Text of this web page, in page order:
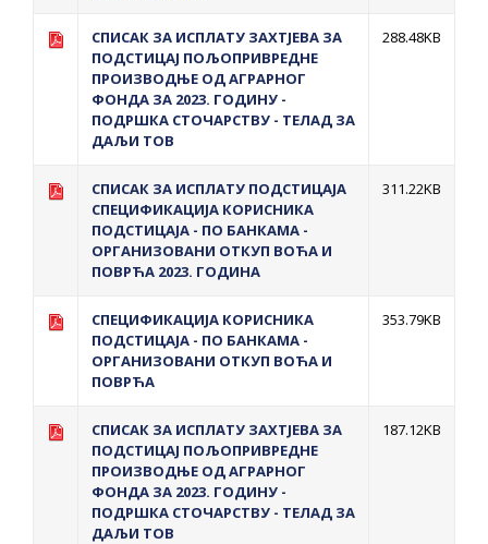
СПИСАК ЗА ИСПЛАТУ ЗАХТЈЕВА ЗА
ПОДСТИЦАЈ ПОЉОПРИВРЕДНЕ
ПРОИЗВОДЊЕ ОД АГРАРНОГ
ФОНДА ЗА 2023. ГОДИНУ -
ПОДРШКА СТОЧАРСТВУ - ТЕЛАД ЗА
ДАЉИ ТОВ
288.48KB
СПИСАК ЗА ИСПЛАТУ ПОДСТИЦАЈА
СПЕЦИФИКАЦИЈА КОРИСНИКА
ПОДСТИЦАЈА - ПО БАНКАМА -
ОРГАНИЗОВАНИ ОТКУП ВОЋА И
ПОВРЋА 2023. ГОДИНА
311.22KB
СПЕЦИФИКАЦИЈА КОРИСНИКА
ПОДСТИЦАЈА - ПО БАНКАМА -
ОРГАНИЗОВАНИ ОТКУП ВОЋА И
ПОВРЋА
353.79KB
СПИСАК ЗА ИСПЛАТУ ЗАХТЈЕВА ЗА
ПОДСТИЦАЈ ПОЉОПРИВРЕДНЕ
ПРОИЗВОДЊЕ ОД АГРАРНОГ
ФОНДА ЗА 2023. ГОДИНУ -
ПОДРШКА СТОЧАРСТВУ - ТЕЛАД ЗА
ДАЉИ ТОВ
187.12KB